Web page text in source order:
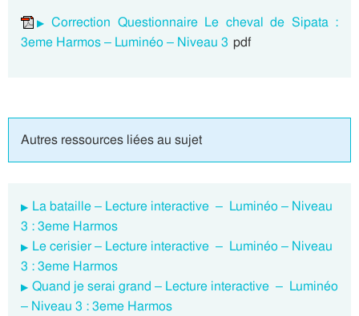
Correction Questionnaire Le cheval de Sipata :
3eme Harmos – Luminéo – Niveau 3 pdf
Autres ressources liées au sujet
La bataille – Lecture interactive – Luminéo – Niveau
3 : 3eme Harmos
Le cerisier – Lecture interactive – Luminéo – Niveau
3 : 3eme Harmos
Quand je serai grand – Lecture interactive – Luminéo
– Niveau 3 : 3eme Harmos